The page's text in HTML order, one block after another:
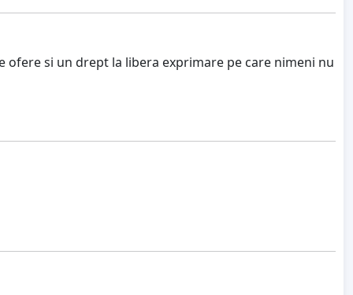
si un drept la libera exprimare pe care nimeni nu